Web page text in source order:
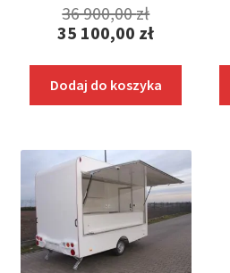
36 900,00złPierwotna
cena
wynosiła:
36
35 100,00 zł
cena
wynosi:
100,00 zł.
Dodaj do koszyka